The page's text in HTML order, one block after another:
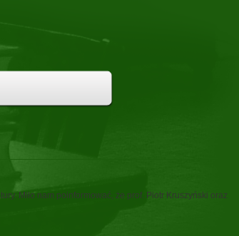
Miło nam poinformować, że prof. Piotr Kruszyński oraz